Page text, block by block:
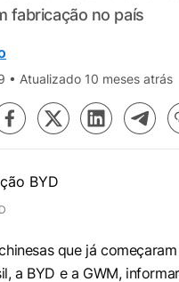
fabricação no país
• Atualizado 10 meses atrás
que já
a BYD e a GWM,